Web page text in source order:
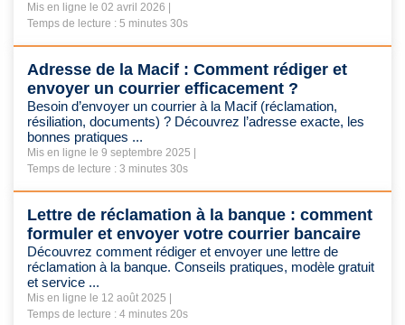
Mis en ligne le 02 avril 2026 |
Temps de lecture : 5 minutes 30s
Adresse de la Macif : Comment rédiger et
envoyer un courrier efficacement ?
Besoin d’envoyer un courrier à la Macif (réclamation,
résiliation, documents) ? Découvrez l’adresse exacte, les
bonnes pratiques ...
Mis en ligne le 9 septembre 2025 |
Temps de lecture : 3 minutes 30s
Lettre de réclamation à la banque : comment
formuler et envoyer votre courrier bancaire
Découvrez comment rédiger et envoyer une lettre de
réclamation à la banque. Conseils pratiques, modèle gratuit
et service ...
Mis en ligne le 12 août 2025 |
Temps de lecture : 4 minutes 20s